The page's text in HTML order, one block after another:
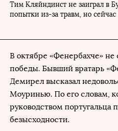
Тим Кляйндинст не заиграл в
попытки из-за травм, но
В октябре «Фенербахче»
победы. Бывший вратарь
Демирел высказал
Моуринью. По его словам,
руководством португальца
безысходности.